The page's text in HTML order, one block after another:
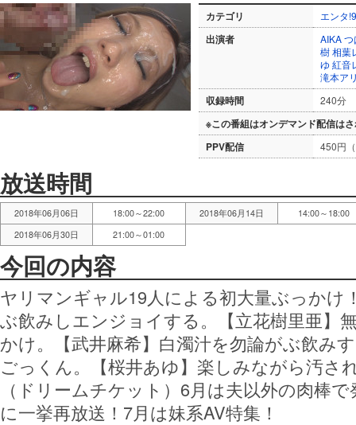
カテゴリ エンタ
出演者 AIKAつ
樹相葉
ゆ紅音
滝本ア
収録時間 240分
※この番組はオンデマンド配信は
PPV配信
450円
放送時間
2018年06月06日 18:00～22:00 2018年06月14日
14:00～18:00
2018年06月30日
21:00～01:00
今回の内容
ヤリマンギャル19人による初大量ぶっかけ
ぶ飲みしエンジョイする。【立花樹里亜】
かけ。【武井麻希】白濁汁を勿論がぶ飲み
ごっくん。【桜井あゆ】楽しみながら汚さ
（ドリームチケット）6月は夫以外の肉棒
に一挙再放送！7月は妹系AV特集！